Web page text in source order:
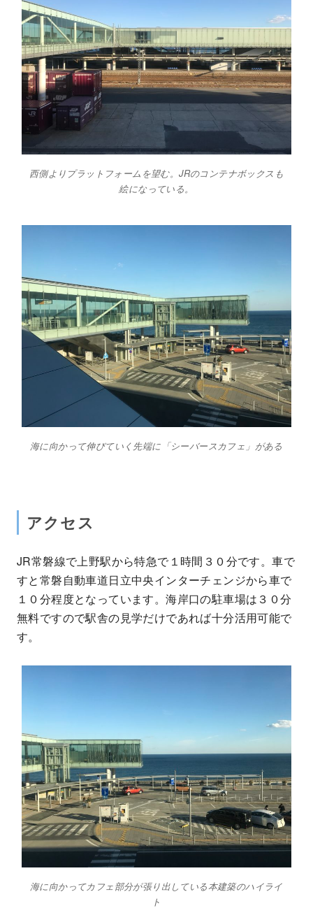
西側よりプラットフォームを望む。JRのコンテナボックスも
絵になっている。
海に向かって伸びていく先端に「シーバースカフェ」がある
アクセス
JR常磐線で上野駅から特急で１時間３０分です。車で
すと常磐自動車道日立中央インターチェンジから車で
１０分程度となっています。海岸口の駐車場は３０分
無料ですので駅舎の見学だけであれば十分活用可能で
す。
海に向かってカフェ部分が張り出している本建築のハイライ
ト